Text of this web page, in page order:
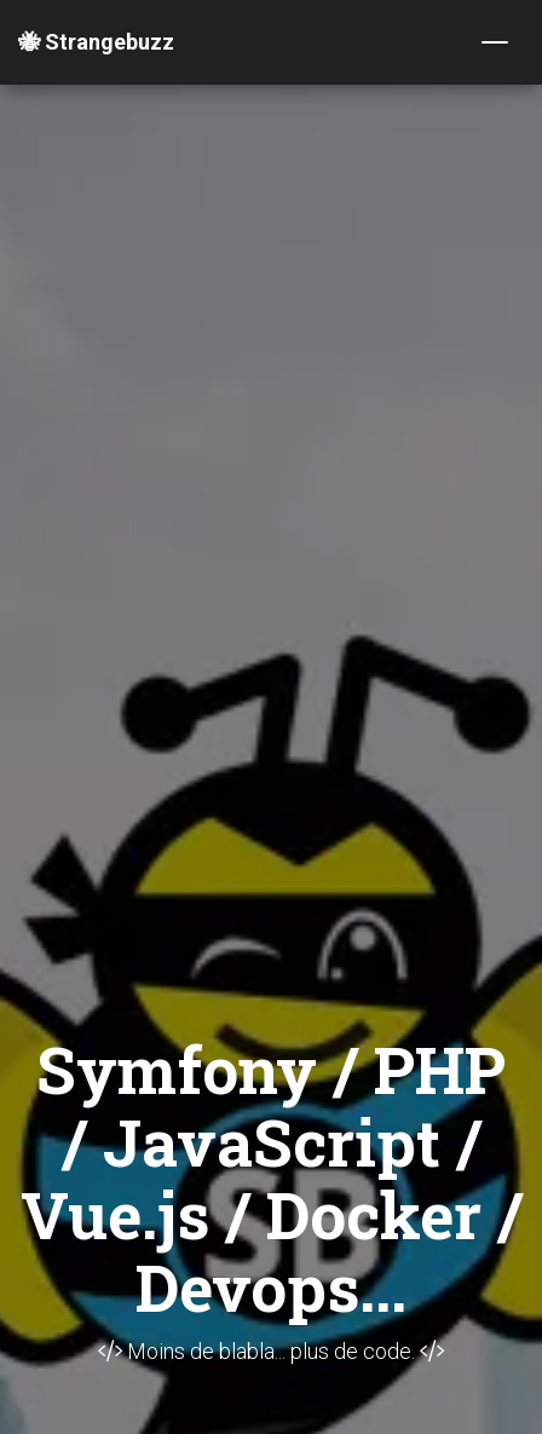
🐝 Strangebuzz
Symfony / PHP
/ JavaScript /
Vue.js / Docker /
Devops...
Moins de blabla... plus de code.